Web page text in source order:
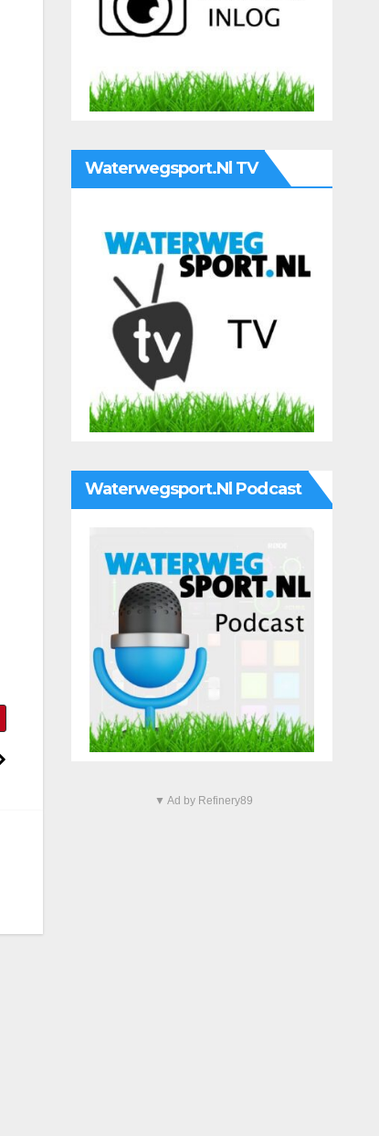
Waterwegsport.nl TV
Waterwegsport.nl Podcast
▼ Ad by Refinery89